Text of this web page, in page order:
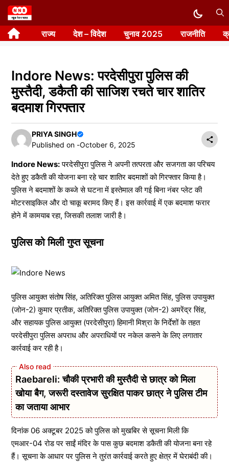
Skip
to
content राज्य देश – विदेश चुनाव 2025 राजनीति
Indore News: परदेसीपुरा पुलिस की
मुस्तैदी, डकैती की साजिश रचते चार शातिर
बदमाश गिरफ्तार
PRIYA SINGH
Published on -October 6, 2025
Indore News:परदेसीपुरा पुलिस ने अपनी तत्परता और सजगता का परिचय
देते हुए डकैती की योजना बना रहे चार शातिर बदमाशों को गिरफ्तार किया है।
पुलिस ने बदमाशों के कब्जे से घटना में इस्तेमाल की गई बिना नंबर प्लेट की
मोटरसाइकिल और दो चाकू बरामद किए हैं। इस कार्रवाई में एक बदमाश फरार
होने में कामयाब रहा, जिसकी तलाश जारी है।
पुलिस को मिली गुप्त सूचना
पुलिस आयुक्त संतोष सिंह, अतिरिक्त पुलिस आयुक्त अमित सिंह, पुलिस उपायुक्त
(जोन-2) कुमार प्रतीक, अतिरिक्त पुलिस उपायुक्त (जोन-2) अमरेंद्र सिंह,
और सहायक पुलिस आयुक्त (परदेसीपुरा) हिमानी मिश्रा के निर्देशों के तहत
परदेसीपुरा पुलिस अपराध और अपराधियों पर नकेल कसने के लिए लगातार
कार्रवाई कर रही है।
Raebareli: चौकी प्रभारी की मुस्तैदी से छात्र को मिला
खोया बैग, जरूरी दस्तावेज सुरक्षित पाकर छात्र ने पुलिस टीम
का जताया आभार
दिनांक 06 अक्टूबर 2025 को पुलिस को मुखबिर से सूचना मिली कि
एमआर-04 रोड पर साईं मंदिर के पास कुछ बदमाश डकैती की योजना बना रहे
हैं। सूचना के आधार पर पुलिस ने तुरंत कार्रवाई करते हुए क्षेत्र में घेराबंदी की।